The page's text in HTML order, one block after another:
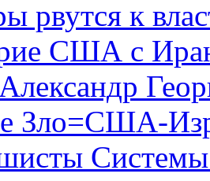
рвутся к
США с
Зло=США-